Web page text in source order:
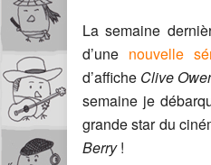
La semaine
d’une nouvelle
d’affiche Clive
semaine je
grande star du
Berry!